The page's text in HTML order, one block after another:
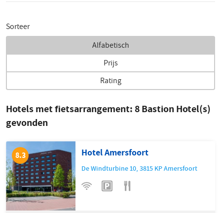
Sorteer
Alfabetisch
Prijs
Rating
Hotels met fietsarrangement:8Bastion Hotel(s)
gevonden
8.3 Hotel Amersfoort
De Windturbine 10,3815 KPAmersfoort